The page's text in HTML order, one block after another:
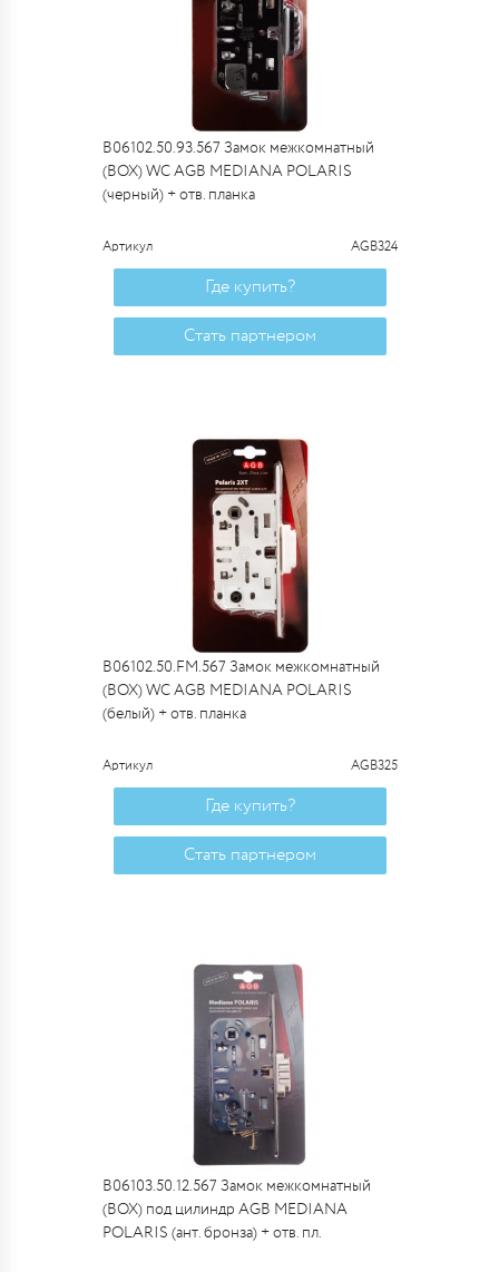
B06102.50.93.567 Замок межкомнатный
(BOX) WC AGB MEDIANA POLARIS
(черный) + отв. планка
Артикул AGB324
Где купить?
Стать партнером
B06102.50.FM.567 Замок межкомнатный
(BOX) WC AGB MEDIANA POLARIS
(белый) + отв. планка
Артикул AGB325
Где купить?
Стать партнером
B06103.50.12.567 Замок межкомнатный
(BOX) под цилиндр AGB MEDIANA
POLARIS (ант. бронза) + отв. пл.